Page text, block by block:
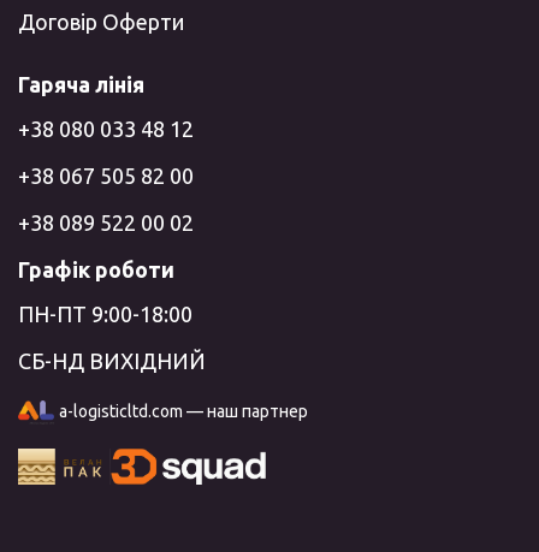
Договір Оферти
Гаряча лінія
+38 080 033 48 12
+38 067 505 82 00
+38 089 522 00 02
Графік роботи
ПН-ПТ 9:00-18:00
СБ-НД ВИХІДНИЙ
a-logisticltd.com — наш партнер